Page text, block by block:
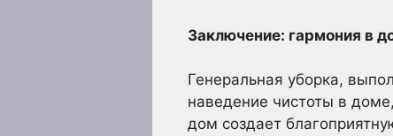
Заключение: гармония в
Генеральная уборка,
наведение чистоты в
дом создает